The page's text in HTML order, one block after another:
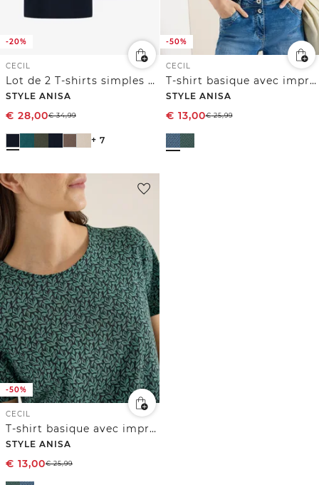
-20%
CECIL
Lot de 2 T-shirts simples à col rond
STYLE ANISA
€ 28,00€34,99
+ 7
-50%
CECIL
T-shirt basique avec imprimé minimaliste
STYLE ANISA
€ 13,00€25,99
-50%
CECIL
T-shirt basique avec imprimé minimaliste
STYLE ANISA
€ 13,00€25,99